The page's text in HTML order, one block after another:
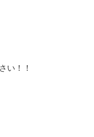
い！！